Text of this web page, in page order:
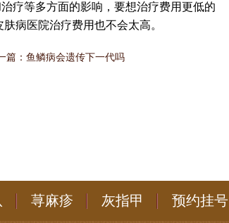
疗等多方面的影响，要想治疗费用更低的
病医院治疗费用也不会太高。
篇： 鱼鳞病会遗传下一代吗
荨麻疹 灰指甲 预约挂号